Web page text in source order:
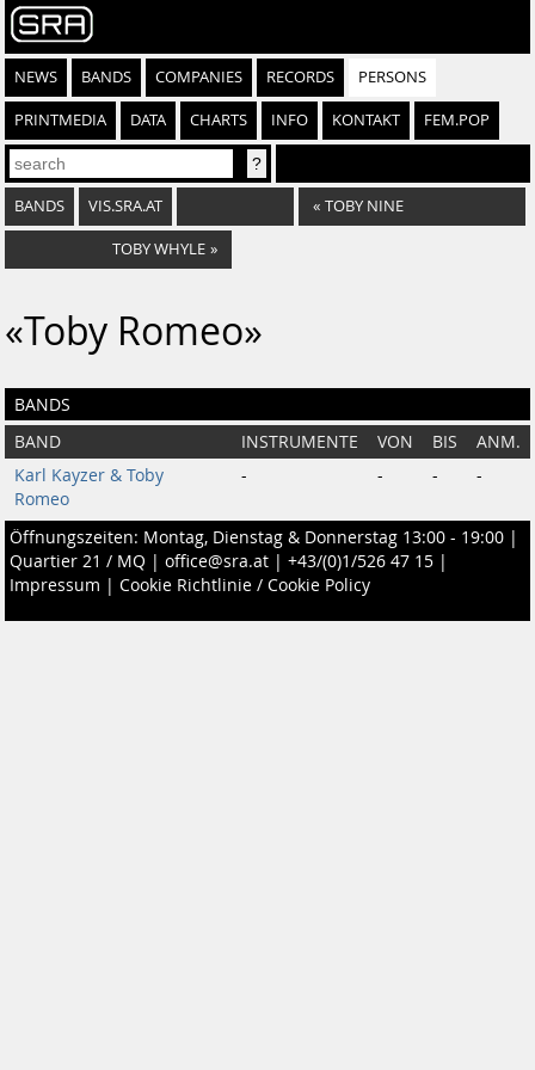
NEWS BANDS COMPANIES RECORDS PERSONS
PRINTMEDIA DATA CHARTS INFO KONTAKT FEM.POP
BANDS VIS.SRA.AT « TOBY NINE
TOBY WHYLE »
«Toby Romeo»
BANDS
BAND INSTRUMENTE VON BIS
ANM.
Karl Kayzer & Toby
Romeo
- - - -
Öffnungszeiten: Montag, Dienstag & Donnerstag 13:00 - 19:00 |
Quartier 21 / MQ | office@sra.at | +43/(0)1/526 47 15 |
Impressum | Cookie Richtlinie / Cookie Policy